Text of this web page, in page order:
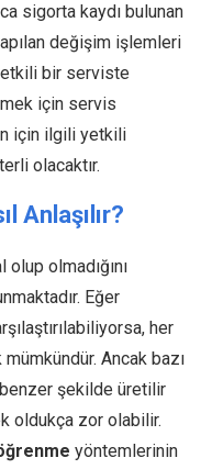
sigorta kaydı bulunan
değişim işlemleri
bir serviste
için servis
için ilgili yetkili
olacaktır.
Anlaşılır?
olup olmadığını
Eğer
her
Ancak bazı
şekilde üretilir
oldukça zor olabilir.
yöntemlerinin